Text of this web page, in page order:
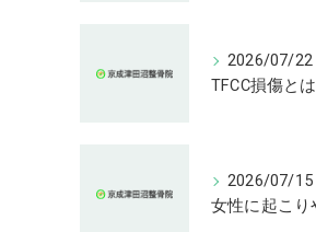
2026/07/22
TFCC損傷とは
2026/07/15